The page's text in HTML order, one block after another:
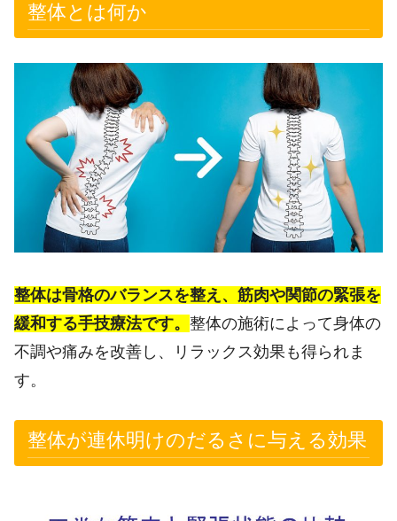
整体とは何か
整体は骨格のバランスを整え、筋肉や関節の緊張を
緩和する手技療法です。 整体の施術によって身体の
不調や痛みを改善し、リラックス効果も得られま
す。
整体が連休明けのだるさに与える効果